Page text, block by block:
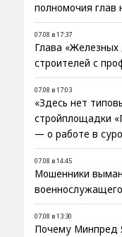
полномочия глав
07.08 в 17:37
Глава «Железных
строителей с
07.08 в 17:03
«Здесь нет
стройплощадки
— о работе в
07.08 в 14:45
Мошенники
07.08 в 13:30
Почему Минпред